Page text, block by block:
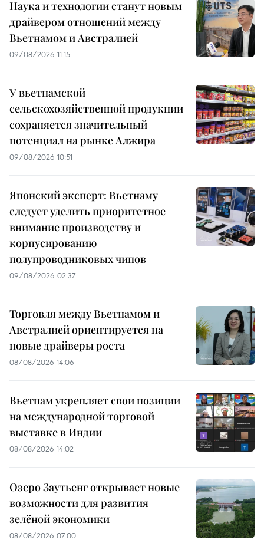
Наука и технологии станут новым
драйвером отношений между
Вьетнамом и Австралией
09/08/2026 11:15
У вьетнамской
сельскохозяйственной продукции
сохраняется значительный
потенциал на рынке Алжира
09/08/2026 10:51
Японский эксперт: Вьетнаму
следует уделить приоритетное
внимание производству и
корпусированию
полупроводниковых чипов
09/08/2026 02:37
Торговля между Вьетнамом и
Австралией ориентируется на
новые драйверы роста
08/08/2026 14:06
Вьетнам укрепляет свои позиции
на международной торговой
выставке в Индии
08/08/2026 14:02
Озеро Заутьенг открывает новые
возможности для развития
зелёной экономики
08/08/2026 07:00